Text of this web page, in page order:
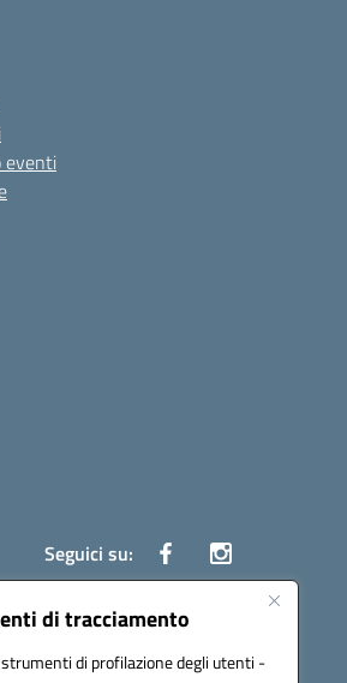
di tracciamento
di profilazione degli utenti -
eventi
Seguici su: